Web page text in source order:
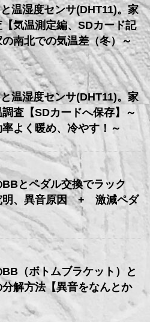
温湿度センサ(DHT11)。家
気温測定編、SDカード記
南北での気温差（冬）～
温湿度センサ(DHT11)。家
査【SDカードへ保存】～
よく暖め、冷やす！～
BBとペダル交換でラック
明、異音原因 + 激減ペダ
BB（ボトムブラケット）と
解方法【異音をなんとか